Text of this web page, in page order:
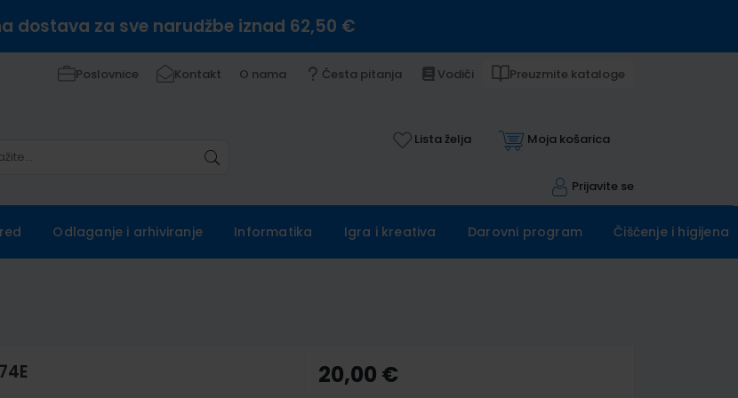
dostava za sve narudžbe iznad 62,50 €
Poslovnice Kontakt O nama Česta pitanja Vodiči Preuzmite kataloge
Lista želja Moja košarica
Prijavite se
Odlaganje i arhiviranje Informatika Igra i kreativa Darovni program Čišćenje i higijena
20,00 €